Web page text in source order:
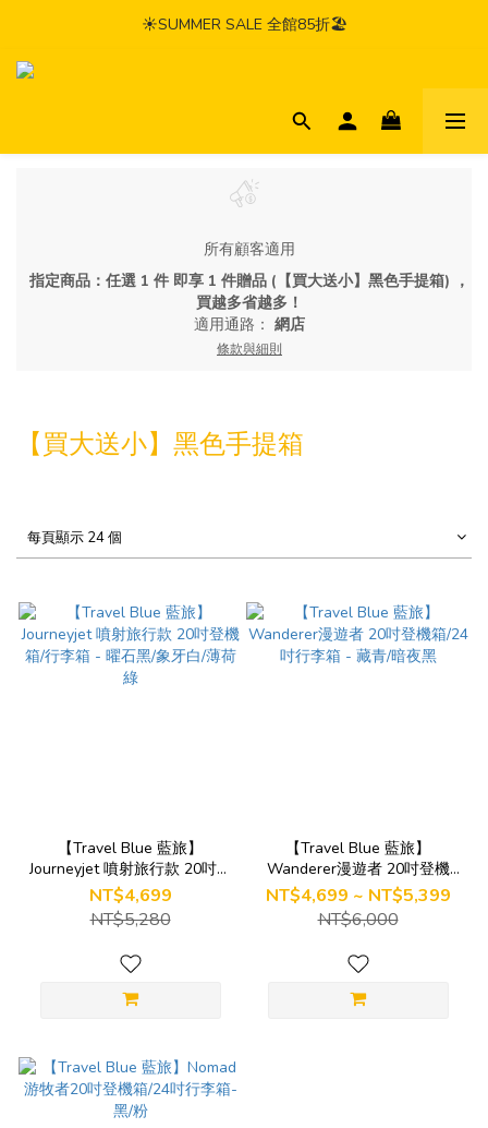
☀️SUMMER SALE 全館85折🏖️
所有顧客適用
指定商品：任選 1 件 即享 1 件贈品 (【買大送小】黑色手提箱) ，
買越多省越多！
適用通路： 網店
條款與細則
【買大送小】黑色手提箱
每頁顯示 24 個
【Travel Blue 藍旅】
Journeyjet 噴射旅行款 20吋登
機箱/行李箱 - 曜石黑/象牙白/
薄荷綠
NT$4,699
NT$5,280
【Travel Blue 藍旅】
Wanderer漫遊者 20吋登機
箱/24吋行李箱 - 藏青/暗夜黑
NT$4,699 ~ NT$5,399
NT$6,000